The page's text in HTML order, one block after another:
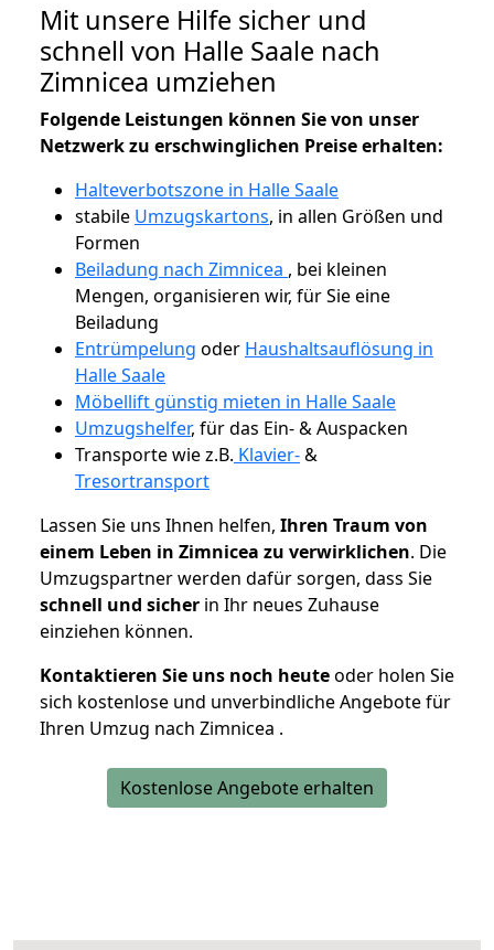
Mit unsere Hilfe sicher und
schnell von Halle Saale nach
Zimnicea umziehen
Folgende Leistungen können Sie von unser
Netzwerk zu erschwinglichen Preise erhalten:
Halteverbotszone in Halle Saale
stabile Umzugskartons, in allen Größen und
Formen
Beiladung nach Zimnicea , bei kleinen
Mengen, organisieren wir, für Sie eine
Beiladung
Entrümpelung oder Haushaltsauflösung in
Halle Saale
Möbellift günstig mieten in Halle Saale
Umzugshelfer, für das Ein- & Auspacken
Transporte wie z.B. Klavier-&
Tresortransport
Lassen Sie uns Ihnen helfen, Ihren Traum von
einem Leben in Zimnicea zu verwirklichen. Die
Umzugspartner werden dafür sorgen, dass Sie
schnell und sicher in Ihr neues Zuhause
einziehen können.
Kontaktieren Sie uns noch heuteoder holen Sie
sich kostenlose und unverbindliche Angebote für
Ihren Umzug nach Zimnicea .
Kostenlose Angebote erhalten